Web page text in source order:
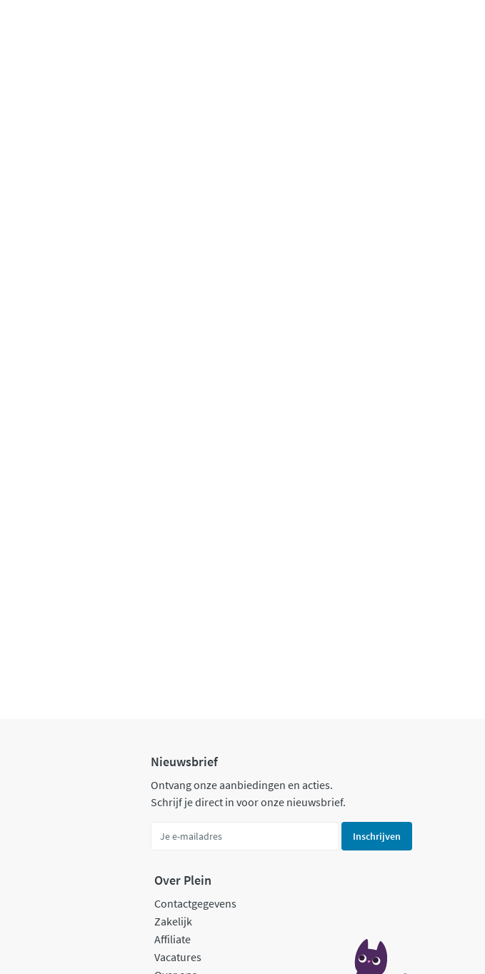
Nieuwsbrief
Ontvang onze aanbiedingen en acties.
Schrijf je direct in voor onze nieuwsbrief.
Inschrijven
Over Plein
Contactgegevens
Zakelijk
Affiliate
Vacatures